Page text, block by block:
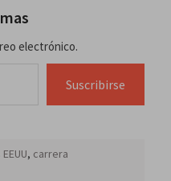
electrónico.
Suscribirse
, carrera